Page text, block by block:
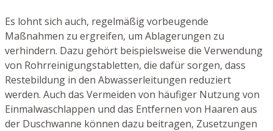
Es lohnt sich auch, regelmäßig vorbeugende
Maßnahmen zu ergreifen, um Ablagerungen zu
verhindern. Dazu gehört beispielsweise die Verwendung
von Rohrreinigungstabletten, die dafür sorgen, dass
Restebildung in den Abwasserleitungen reduziert
werden. Auch das Vermeiden von häufiger Nutzung von
Einmalwaschlappen und das Entfernen von Haaren aus
der Duschwanne können dazu beitragen, Zusetzungen